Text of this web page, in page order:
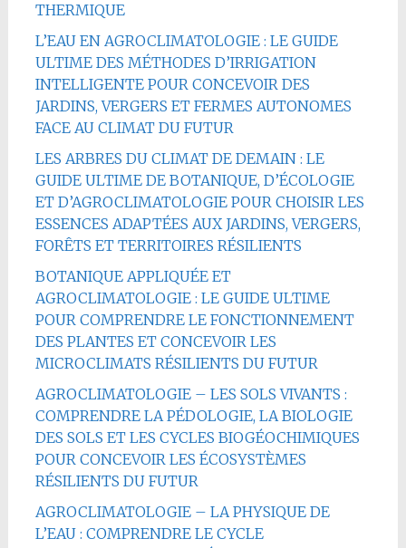
THERMIQUE
L’EAU EN AGROCLIMATOLOGIE : LE GUIDE
ULTIME DES MÉTHODES D’IRRIGATION
INTELLIGENTE POUR CONCEVOIR DES
JARDINS, VERGERS ET FERMES AUTONOMES
FACE AU CLIMAT DU FUTUR
LES ARBRES DU CLIMAT DE DEMAIN : LE
GUIDE ULTIME DE BOTANIQUE, D’ÉCOLOGIE
ET D’AGROCLIMATOLOGIE POUR CHOISIR LES
ESSENCES ADAPTÉES AUX JARDINS, VERGERS,
FORÊTS ET TERRITOIRES RÉSILIENTS
BOTANIQUE APPLIQUÉE ET
AGROCLIMATOLOGIE : LE GUIDE ULTIME
POUR COMPRENDRE LE FONCTIONNEMENT
DES PLANTES ET CONCEVOIR LES
MICROCLIMATS RÉSILIENTS DU FUTUR
AGROCLIMATOLOGIE – LES SOLS VIVANTS :
COMPRENDRE LA PÉDOLOGIE, LA BIOLOGIE
DES SOLS ET LES CYCLES BIOGÉOCHIMIQUES
POUR CONCEVOIR LES ÉCOSYSTÈMES
RÉSILIENTS DU FUTUR
AGROCLIMATOLOGIE – LA PHYSIQUE DE
L’EAU : COMPRENDRE LE CYCLE